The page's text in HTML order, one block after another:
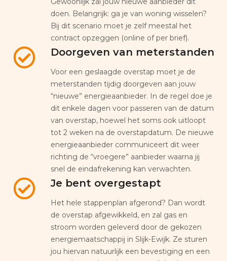
doen. Belangrijk: ga je van woning wisselen?
Bij dit scenario moet je zelf meestal het
contract opzeggen (online of per brief).
Doorgeven van meterstanden
Voor een geslaagde overstap moet je de
meterstanden tijdig doorgeven aan jouw
“nieuwe” energieaanbieder. In de regel doe je
dit enkele dagen voor passeren van de datum
van overstap, hoewel het soms ook uitloopt
tot 2 weken na de overstapdatum. De nieuwe
energieaanbieder communiceert dit weer
richting de “vroegere” aanbieder waarna jij
snel de eindafrekening kan verwachten.
Je bent overgestapt
Het hele stappenplan afgerond? Dan wordt
de overstap afgewikkeld, en zal gas en
stroom worden geleverd door de gekozen
energiemaatschappij in Slijk-Ewijk. Ze sturen
jou hiervan natuurlijk een bevestiging en een